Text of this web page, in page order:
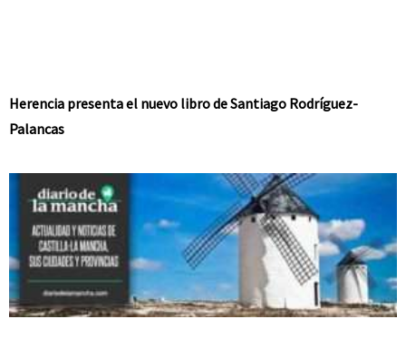
Herencia presenta el nuevo libro de Santiago Rodríguez-
Palancas